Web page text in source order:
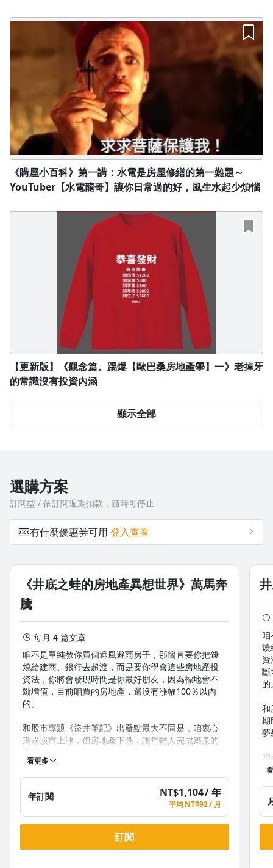
《購屋小百科》第一講：水電是房屋修繕的第一難題～
YouTuber【水電龍哥】讓你日常過的好，風生水起少煩惱
【更新版】《觀念篇。踢爆【歐巴桑房地產學】一》老掉牙
的常識沒有投資內涵
顯示全部
選購方案
訂閱型 / 依訂閱週期扣款，隨時可停止
有什麼優惠券可用 登入查看
《井底之蛙的房地產異想世界》萬馬奔
騰
每月 4 篇文章
咱不是單純教你買個遮風避雨房子，那簡直要你把錢
燒給建商、銀行去超渡，而是要你學會這些房地產投
資法，你將會發現時間是你最好朋友，因為標地會不
斷增值，目前咱買的房地產，還沒有漲幅100％以內
的。
和股市專題《盜井筆記》出發點最大不同是，咱衷心
期盼股市上漲，但房地產下跌，讓年輕人完成築巢的
咱總說房地產即將大幅修正，的確目前全球房地產降
溫中，如果台灣央行政策走向持續升息，下降速度及
幅度會更明顯。
如你願相信本蛙這個昔年投資客，花一年讀完咱的
《逃蛙園記》，建立好正確房地產投資心態，到時建
商、房仲、投資客，誰也唬爛糊弄不了你，你能在房
看更多
年訂閱 NT$1,104/ 年
平均NT$92/ 月
訂閱
燒
斷
的
和
期
夢
《